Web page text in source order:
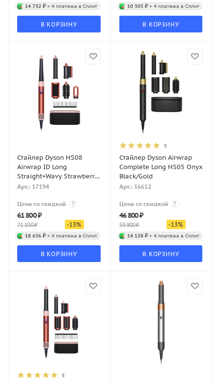
14 732 ₽ × 4 платежа в Сплит
В КОРЗИНУ
10 505 ₽× 4 платежа в Сплит
В КОРЗИНУ
Стайлер Dyson HS08
Airwrap ID Long
Straight+Wavy Strawberry
Bronze/Blush Pink
Арт.: 17194
Цена со скидкой ?
61 800₽
71 100₽ -13%
18 656 ₽ × 4 платежа в Сплит
В КОРЗИНУ
5
Стайлер Dyson Airwrap
Complete Long HS05 Onyx
Black/Gold
Арт.: 16612
Цена со скидкой ?
46 800₽
53 900₽ -13%
14 128 ₽× 4 платежа в Сплит
В КОРЗИНУ
5